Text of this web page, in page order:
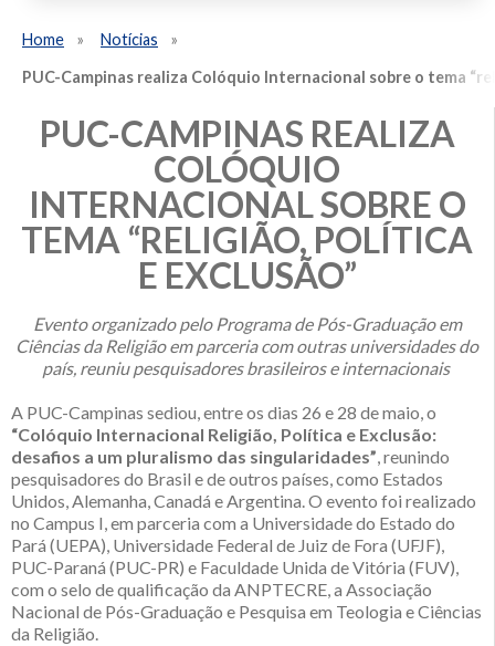
Home
Notícias
PUC-Campinas realiza Colóquio Internacional sobre o tema
PUC-CAMPINAS REALIZA
COLÓQUIO
INTERNACIONAL SOBRE O
TEMA “RELIGIÃO, POLÍTICA
E EXCLUSÃO”
Evento organizado pelo Programa de Pós-Graduação em
Ciências da Religião em parceria com outras universidades do
país, reuniu pesquisadores brasileiros e internacionais
A PUC-Campinas sediou, entre os dias 26 e 28 de maio, o
“Colóquio Internacional Religião, Política e Exclusão:
desafios a um pluralismo das singularidades”, reunindo
pesquisadores do Brasil e de outros países, como Estados
Unidos, Alemanha, Canadá e Argentina. O evento foi realizado
no Campus I, em parceria com a Universidade do Estado do
Pará (UEPA), Universidade Federal de Juiz de Fora (UFJF),
PUC-Paraná (PUC-PR) e Faculdade Unida de Vitória (FUV),
com o selo de qualificação da ANPTECRE, a Associação
Nacional de Pós-Graduação e Pesquisa em Teologia e Ciências
da Religião.